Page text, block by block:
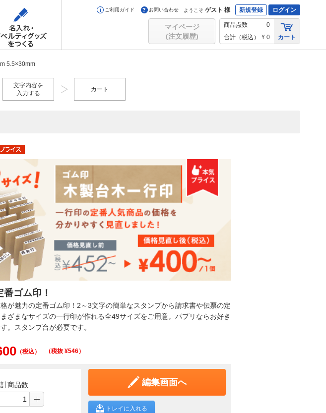
ご利用ガイド お問い合わせ ようこそ ゲスト 様 新規登録 ログイン
マイページ
(注文履歴)
商品点数
0
合計（税込）
¥ 0 カート
5.5×30mm
文字内容を
入力する
カート
ゴム印！
が魅力の定番ゴム印！2～3文字の簡単なスタンプから請求書や伝票の定
ざまなサイズの一行印が作れる全49サイズをご用意。パプリならお好き
。スタンプ台が必要です。
（税込） （税抜 ¥546）
商品数 編集画面へ
トレイに入れる